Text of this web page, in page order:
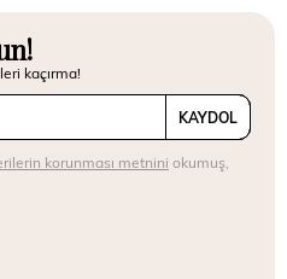
kaçırma!
KAYDOL
korunması metnini okumuş,